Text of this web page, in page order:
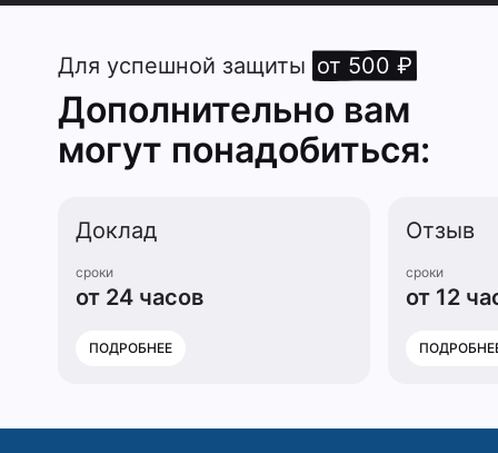
Для успешной защиты от 500 ₽
Дополнительно вам
могут понадобиться:
Доклад
сроки
от 24 часов
ПОДРОБНЕЕ
Отзыв
сроки
от 12